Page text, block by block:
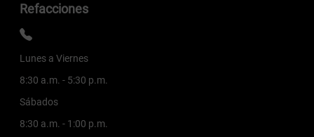
Refacciones
Lunes a Viernes
8:30 a.m. - 5:30 p.m.
Sábados
8:30 a.m. - 1:00 p.m.